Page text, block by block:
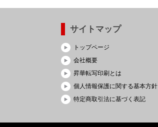
サイトマップ
トップページ
会社概要
昇華転写印刷とは
個人情報保護に関する基本方針
特定商取引法に基づく表記